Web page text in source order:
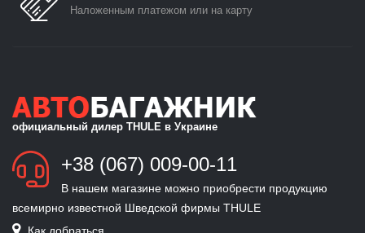
Наложенным платежом или на карту
официальный дилер THULE в Украине
+38 (067) 009-00-11
В нашем магазине можно приобрести продукцию
всемирно известной Шведской фирмы THULE